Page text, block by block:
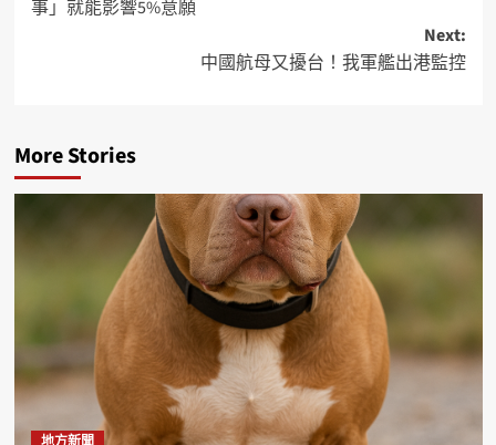
事」就能影響5%意願
Next:
中國航母又擾台！我軍艦出港監控
More Stories